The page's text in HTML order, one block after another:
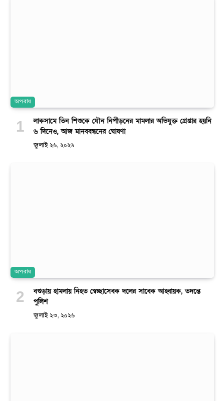
অপরাধ
লাকসামে তিন শিশুকে যৌন নিপীড়নের মামলার অভিযুক্ত গ্রেপ্তার হয়নি
৬ দিনেও, আজ মানববন্ধনের ঘোষণা
জুলাই ২৬, ২০২৬
অপরাধ
বগুড়ায় হামলায় নিহত স্বেচ্ছাসেবক দলের সাবেক আহ্বায়ক, তদন্তে
পুলিশ
জুলাই ২৩, ২০২৬